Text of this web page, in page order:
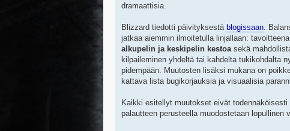
dramaattisia.
Blizzard tiedotti päivityksestä blogissaan .
jatkaa aiemmin ilmoitetulla linjallaan:
alkupelin ja keskipelin kestoa sekä
kilpaileminen yhdeltä tai kahdelta tukikohdalta
pidempään. Muutosten lisäksi mukana on
kattava lista bugikorjauksia ja visuaalisia
Kaikki esitellyt muutokset eivät
palautteen perusteella muodostetaan lopullinen